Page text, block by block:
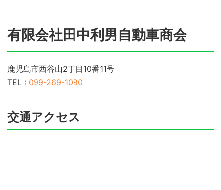
有限会社田中利男自動車商会
鹿児島市西谷山2丁目10番11号
TEL : 099-269-1080
交通アクセス